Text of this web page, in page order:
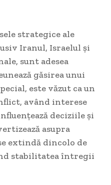
strategice ale
Iranul, Israelul și
sunt adesea
găsirea unui
este văzut ca un
având interese
deciziile și
asupra
extindă dincolo de
stabilitatea întregii